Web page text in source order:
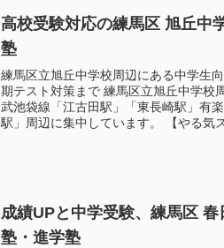
高校受験対応の練馬区 旭丘中
塾
練馬区立旭丘中学校周辺にある中学生
期テスト対策まで 練馬区立旭丘中学校
武池袋線「江古田駅」「東長崎駅」有
駅」周辺に集中しています。 【やる気
成績UPと中学受験、練馬区
塾・進学塾